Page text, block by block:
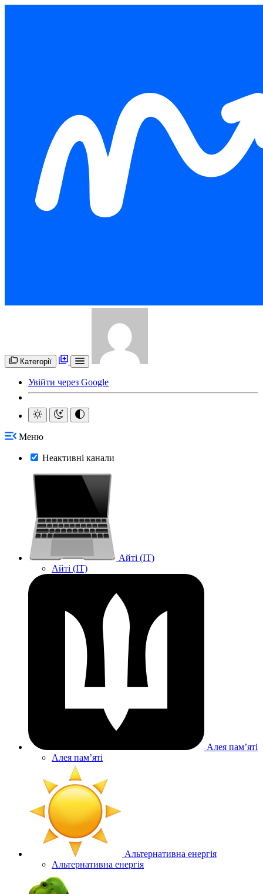
Категорії
Увійти через Google
Меню
Неактивні канали
Айті (IT)
Айті (IT)
Алея памʼяті
Алея памʼяті
Альтернативна енергія
Альтернативна енергія